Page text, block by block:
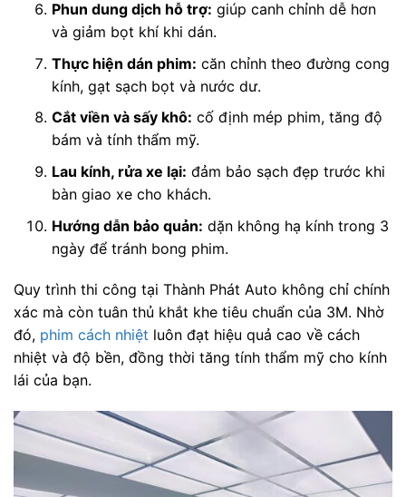
Phun dung dịch hỗ trợ: giúp canh chỉnh dễ hơn
và giảm bọt khí khi dán.
Thực hiện dán phim: căn chỉnh theo đường cong
kính, gạt sạch bọt và nước dư.
Cắt viền và sấy khô: cố định mép phim, tăng độ
bám và tính thẩm mỹ.
Lau kính, rửa xe lại: đảm bảo sạch đẹp trước khi
bàn giao xe cho khách.
Hướng dẫn bảo quản: dặn không hạ kính trong 3
ngày để tránh bong phim.
Quy trình thi công tại Thành Phát Auto không chỉ chính
xác mà còn tuân thủ khắt khe tiêu chuẩn của 3M. Nhờ
đó, phim cách nhiệt luôn đạt hiệu quả cao về cách
nhiệt và độ bền, đồng thời tăng tính thẩm mỹ cho kính
lái của bạn.